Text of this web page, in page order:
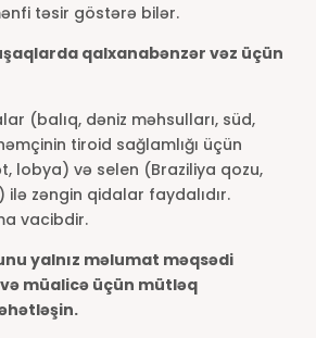
təsir göstərə bilər.
qalxanabənzər vəz üçün
(balıq, dəniz məhsulları, süd,
tiroid sağlamlığı üçün
lobya) və selen (Braziliya qozu,
zəngin qidalar faydalıdır.
vacibdir.
yalnız məlumat məqsədi
və müalicə üçün mütləq